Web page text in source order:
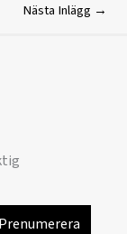
Nästa Inlägg →